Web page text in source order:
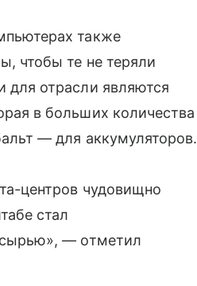
также
чтобы те не теряли
для отрасли являются
в больших количества
— для аккумуляторов.
центров чудовищно
стал
сырью», — отметил